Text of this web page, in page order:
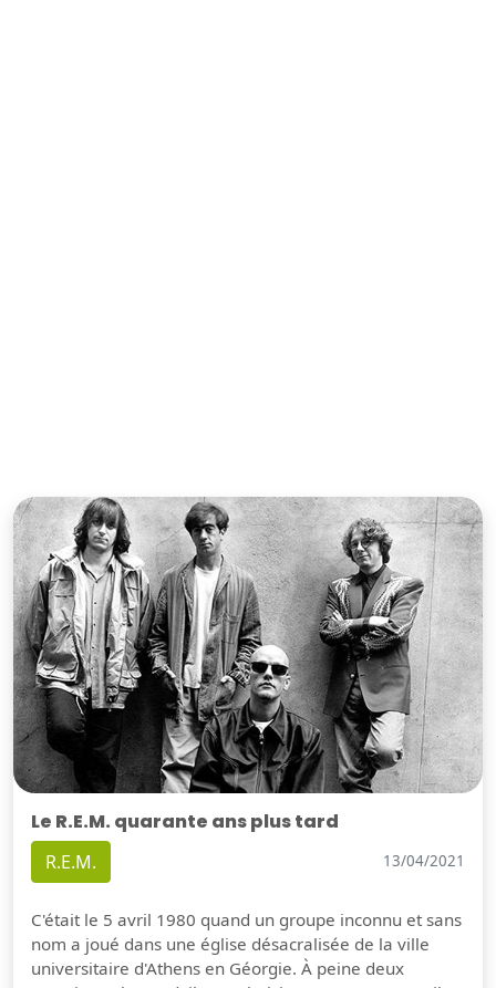
Le R.E.M. quarante ans plus tard
R.E.M. 13/04/2021
C'était le 5 avril 1980 quand un groupe inconnu et sans
nom a joué dans une église désacralisée de la ville
universitaire d'Athens en Géorgie. À peine deux